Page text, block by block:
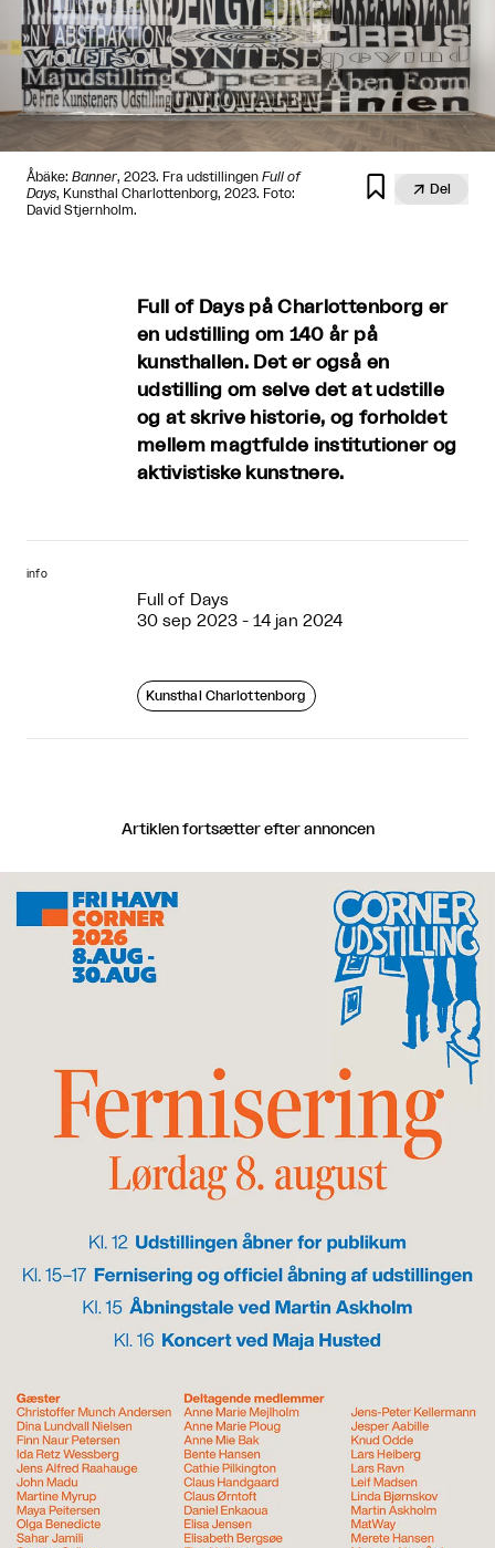
Åbäke: Banner, 2023. Fra udstillingen Full of
Days, Kunsthal Charlottenborg, 2023. Foto:
David Stjernholm.
  Del
Full of Days på Charlottenborg er
en udstilling om 140 år på
kunsthallen. Det er også en
udstilling om selve det at udstille
og at skrive historie, og forholdet
mellem magtfulde institutioner og
aktivistiske kunstnere.
info
Full of Days
30 sep 2023 - 14 jan 2024
Kunsthal Charlottenborg
Artiklen fortsætter efter annoncen